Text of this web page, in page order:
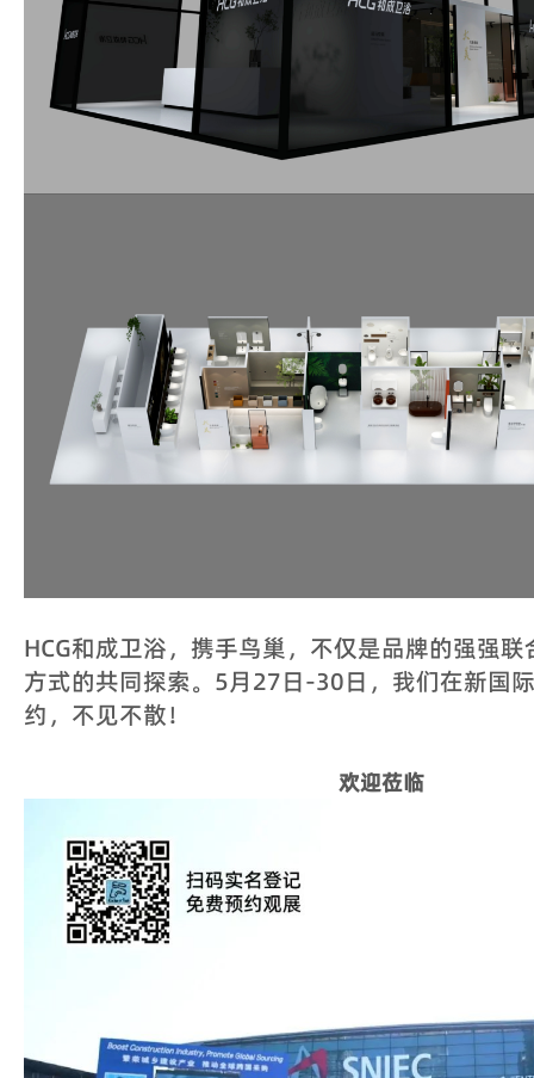
HCG和成卫浴，携手鸟巢，不仅是品牌的强强
方式的共同探索。5月27日-30日，我们在新国
约，不见不散！
欢迎莅临